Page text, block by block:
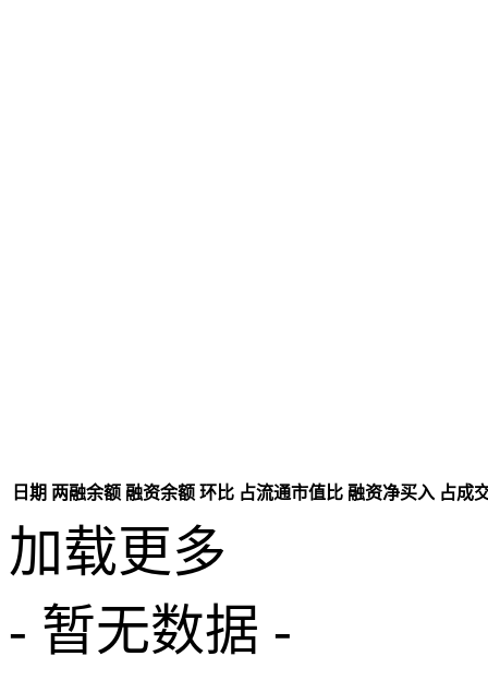
日期 两融余额 融资余额 环比 占流通市值比 融资净买入 占成
加载更多
- 暂无数据 -